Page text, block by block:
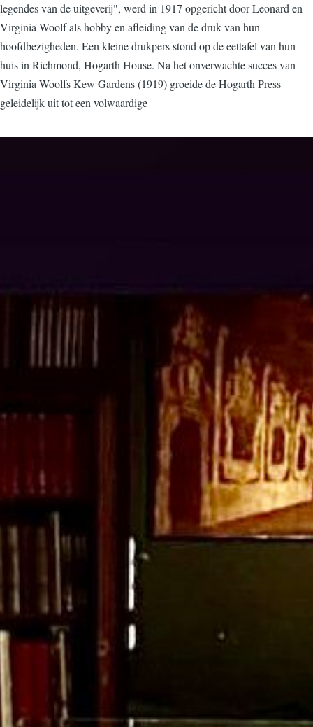
legendes van de uitgeverij", werd in 1917 opgericht door Leonard en
Virginia Woolf als hobby en afleiding van de druk van hun
hoofdbezigheden. Een kleine drukpers stond op de eettafel van hun
huis in Richmond, Hogarth House. Na het onverwachte succes van
Virginia Woolfs Kew Gardens (1919) groeide de Hogarth Press
geleidelijk uit tot een volwaardige